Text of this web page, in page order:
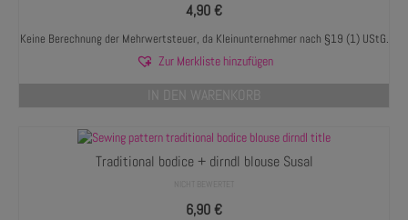
4,90€
Keine Berechnung der Mehrwertsteuer, da Kleinunternehmer nach §19 (1) UStG.
Zur Merkliste hinzufügen
IN DEN WARENKORB
Traditional bodice + dirndl blouse Susal
6,90€